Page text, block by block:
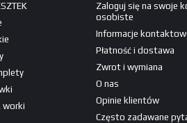
worki
Zaloguj się na swoje
osobiste
Informacje
Płatność i dostawa
Zwrot i wymiana
O nas
Opinie klientów
Często zadawane